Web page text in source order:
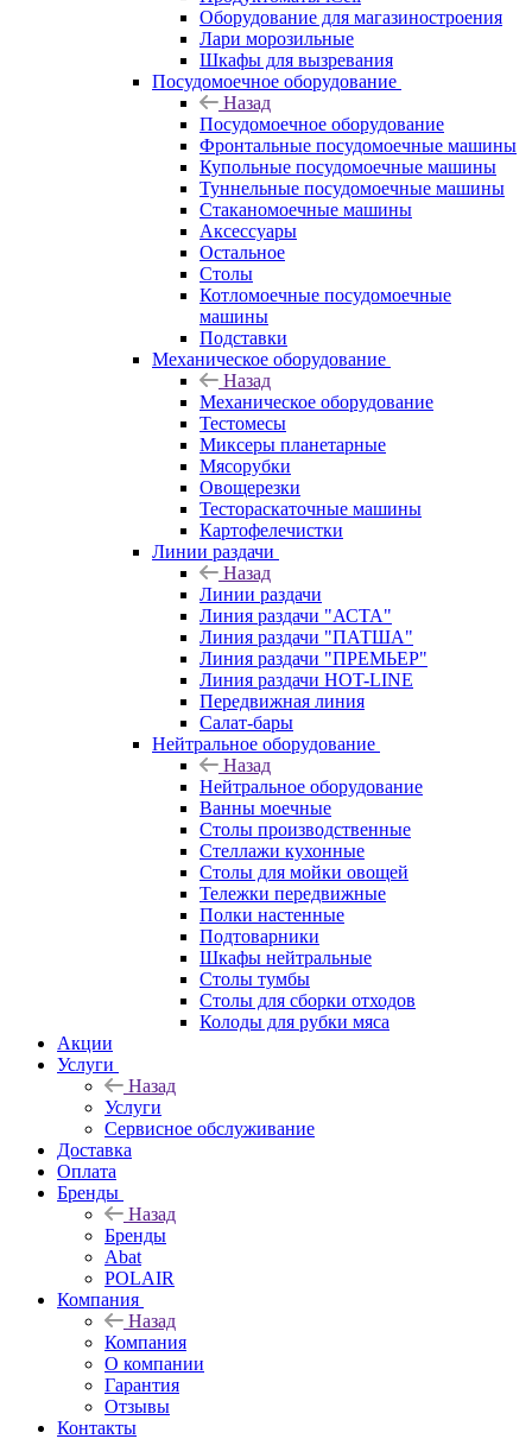
Оборудование для магазиностроения
Лари морозильные
Шкафы для вызревания
Посудомоечное оборудование
Назад
Посудомоечное оборудование
Фронтальные посудомоечные машины
Купольные посудомоечные машины
Туннельные посудомоечные машины
Стаканомоечные машины
Аксессуары
Остальное
Столы
Котломоечные посудомоечные
машины
Подставки
Механическое оборудование
Назад
Механическое оборудование
Тестомесы
Миксеры планетарные
Мясорубки
Овощерезки
Тестораскаточные машины
Картофелечистки
Линии раздачи
Назад
Линии раздачи
Линия раздачи "АСТА"
Линия раздачи "ПАТША"
Линия раздачи "ПРЕМЬЕР"
Линия раздачи HOT-LINE
Передвижная линия
Салат-бары
Нейтральное оборудование
Назад
Нейтральное оборудование
Ванны моечные
Столы производственные
Стеллажи кухонные
Столы для мойки овощей
Тележки передвижные
Полки настенные
Подтоварники
Шкафы нейтральные
Столы тумбы
Столы для сборки отходов
Колоды для рубки мяса
Акции
Услуги
Назад
Услуги
Сервисное обслуживание
Доставка
Оплата
Бренды
Назад
Бренды
Abat
POLAIR
Компания
Назад
Компания
О компании
Гарантия
Отзывы
Контакты